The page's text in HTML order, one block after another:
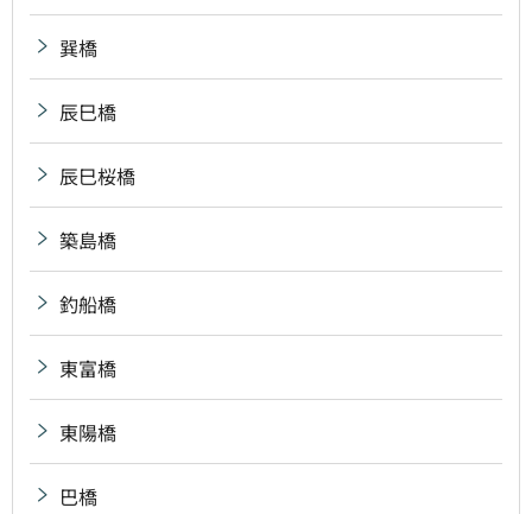
巽橋
辰巳橋
辰巳桜橋
築島橋
釣船橋
東富橋
東陽橋
巴橋